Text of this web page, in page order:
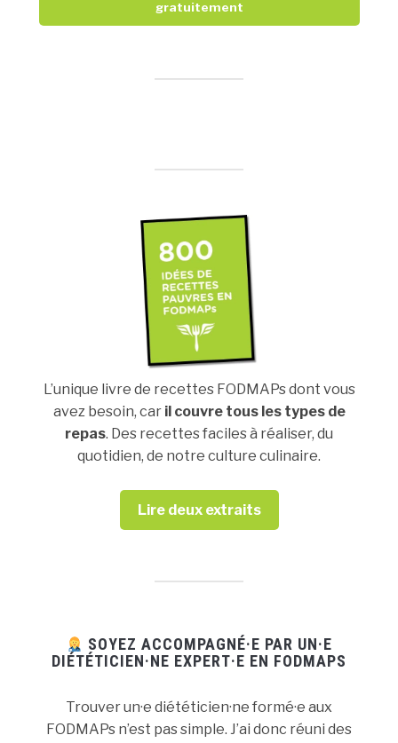
gratuitement
L’unique livre de recettes FODMAPs dont vous
avez besoin, car il couvre tous les types de
repas. Des recettes faciles à réaliser, du
quotidien, de notre culture culinaire.
Lire deux extraits
SOYEZ ACCOMPAGNÉ·E PAR UN·E
DIÉTÉTICIEN·NE EXPERT·E EN FODMAPS
Trouver un·e diététicien·ne formé·e aux
FODMAPs n’est pas simple. J’ai donc réuni des